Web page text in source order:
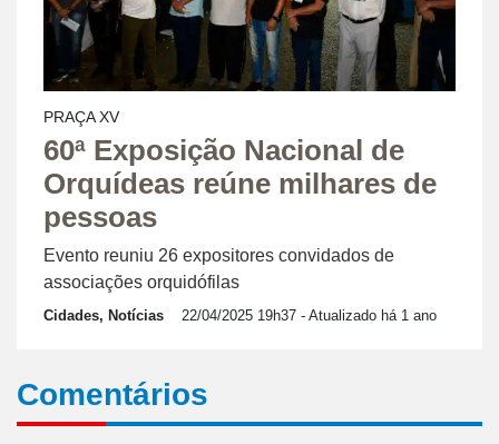
PRAÇA XV
60ª Exposição Nacional de
Orquídeas reúne milhares de
pessoas
Evento reuniu 26 expositores convidados de
associações orquidófilas
Cidades, Notícias 22/04/2025 19h37 - Atualizado há 1 ano
Comentários